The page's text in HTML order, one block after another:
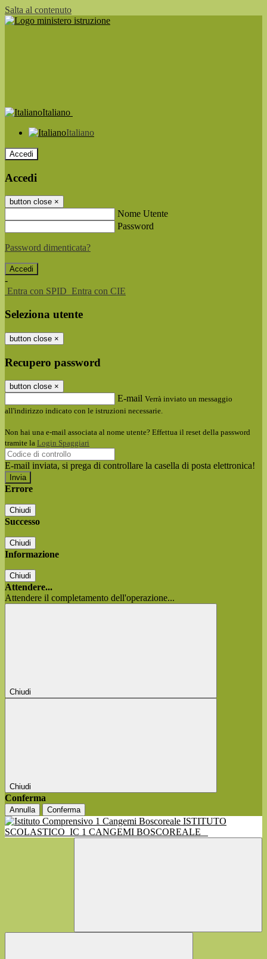
Salta al contenuto
Italiano
Italiano
Accedi
Accedi
button close ×
Nome Utente
Password
Password dimenticata?
-
Entra con SPID Entra con CIE
Seleziona utente
button close ×
Recupero password
button close ×
E-mail Verrà inviato un messaggio
all'indirizzo indicato con le istruzioni necessarie.
Non hai una e-mail associata al nome utente? Effettua il reset della password
tramite la Login Spaggiari
E-mail inviata, si prega di controllare la casella di posta elettronica!
Errore
Chiudi
Successo
Chiudi
Informazione
Chiudi
Attendere...
Attendere il completamento dell'operazione...
Chiudi
Chiudi
Conferma
Annulla Conferma
ISTITUTO
SCOLASTICO IC 1 CANGEMI BOSCOREALE